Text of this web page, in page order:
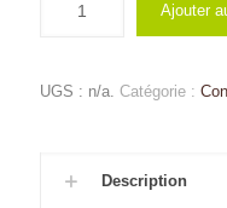
Ajouter
UGS : n/a. Catégorie :
Description